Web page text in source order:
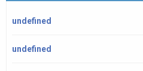
undefined
undefined